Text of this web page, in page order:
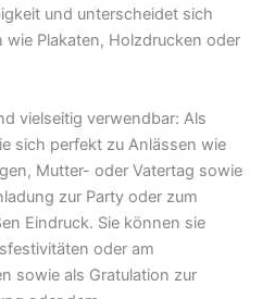
und unterscheidet sich
Plakaten, Holzdrucken oder
vielseitig verwendbar: Als
sich perfekt zu Anlässen wie
Mutter- oder Vatertag sowie
zur Party oder zum
Eindruck. Sie können sie
oder am
sowie als Gratulation zur